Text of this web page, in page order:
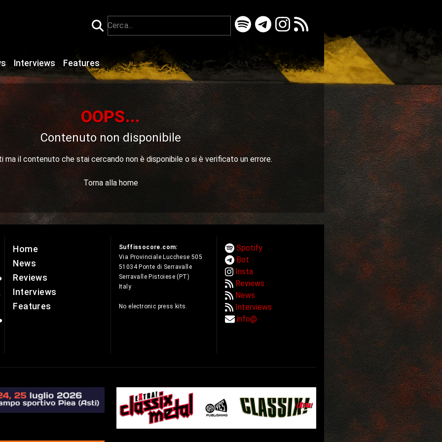
Interviews Features
OOPS...
Contenuto non disponibile
ma il contenuto che stai cercando non è disponibile o si è verificato un errore.
Torna alla home
Home
News
Reviews
Interviews
Features
Suffissocore.com:
Via Provinciale Lucchese 505
51034 Ponte di Serravalle
Serravalle Pistoiese (PT)
Italy
No electronic press kits.
Spotify
Bot
Insta
Reviews
News
Interviews
info@